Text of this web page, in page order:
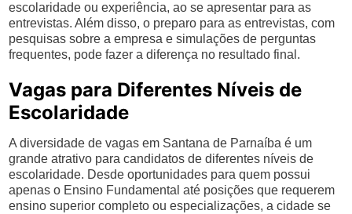
escolaridade ou experiência, ao se apresentar para as
entrevistas. Além disso, o preparo para as entrevistas, com
pesquisas sobre a empresa e simulações de perguntas
frequentes, pode fazer a diferença no resultado final.
Vagas para Diferentes Níveis de
Escolaridade
A diversidade de vagas em Santana de Parnaíba é um
grande atrativo para candidatos de diferentes níveis de
escolaridade. Desde oportunidades para quem possui
apenas o Ensino Fundamental até posições que requerem
ensino superior completo ou especializações, a cidade se